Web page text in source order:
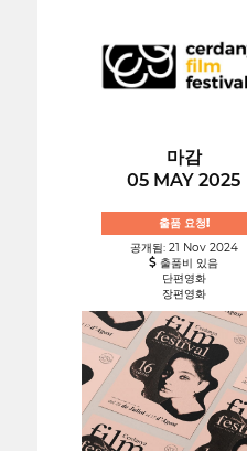
마감
05 MAY 2025
출품 요청!
공개됨: 21 Nov 2024
출품비 있음
단편영화
장편영화